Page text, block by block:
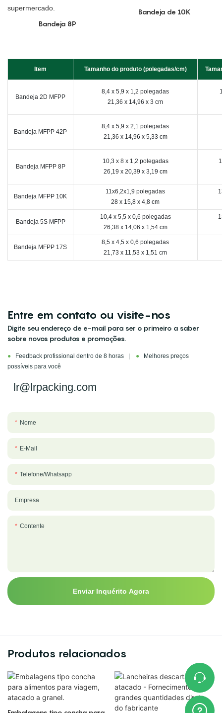
Bandeja 8P
Bandeja de 10K
Item Tamanho do produto (polegadas/cm)
Bandeja 2D MFPP
8,4 x 5,9 x 1,2 polegadas
21,36 x 14,96 x 3 cm
Bandeja MFPP 42P
8,4 x 5,9 x 2,1 polegadas
21,36 x 14,96 x 5,33 cm
Bandeja MFPP 8P
10,3 x 8 x 1,2 polegadas
26,19 x 20,39 x 3,19 cm
Bandeja MFPP 10K
11x6,2x1,9 polegadas
28 x 15,8 x 4,8 cm
Bandeja 5S MFPP
10,4 x 5,5 x 0,6 polegadas
26,38 x 14,06 x 1,54 cm
Bandeja MFPP 17S
8,5 x 4,5 x 0,6 polegadas
21,73 x 11,53 x 1,51 cm
Entre em contato ou visite-nos
Digite seu endereço de e-mail para ser o primeiro a saber
sobre novos produtos e promoções.
● Feedback profissional dentro de 8 horas | ●
Melhores preços
possíveis para você
lr@lrpacking.com
Nome
E-Mail
Telefone/whatsapp
Empresa
Contente
Enviar Inquérito Agora
Produtos relacionados